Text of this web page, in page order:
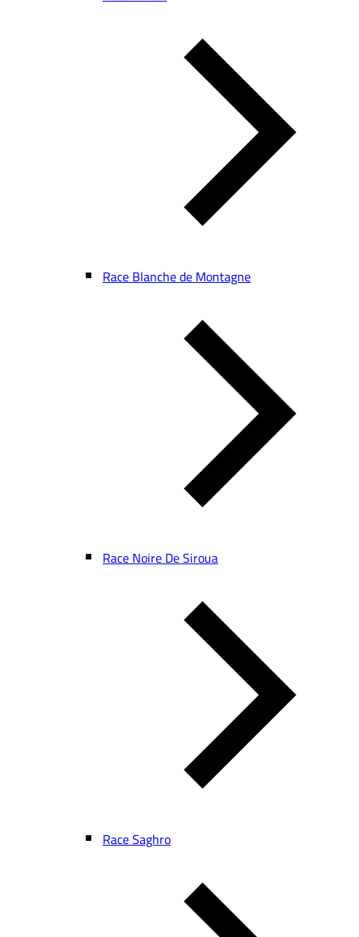
Race Blanche de Montagne
Race Noire De Siroua
Race Saghro